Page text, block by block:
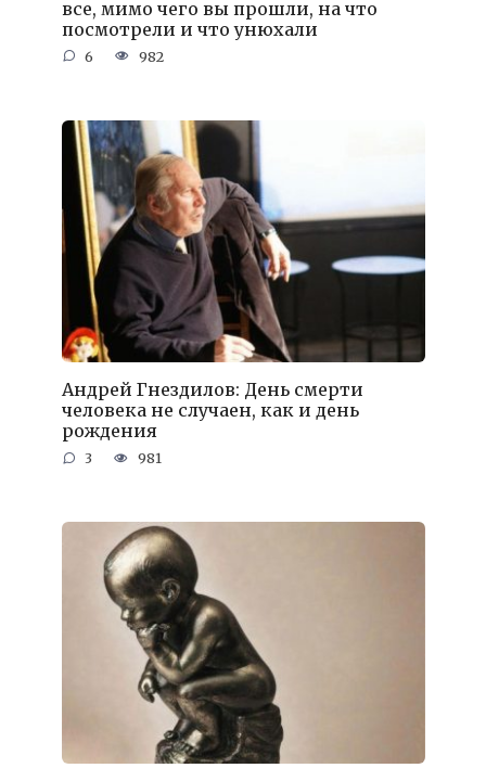
все, мимо чего вы прошли, на что
посмотрели и что унюхали
6 982
Андрей Гнездилов: День смерти
человека не случаен, как и день
рождения
3 981